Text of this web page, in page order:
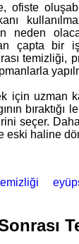
ofiste
neden
çapta bir
temizliği,
için uzman
bıraktığı
seçer.
eski haline